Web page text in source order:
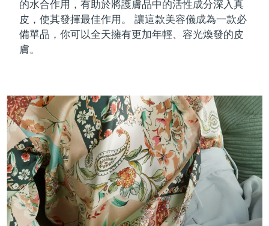
的水合作用，有助於將護膚品中的活性成分深入真
皮，使其發揮最佳作用。 讓這款美容儀成為一款必
備單品，你可以全天擁有更加年輕、容光煥發的皮
膚。
Massage, LED heating
LUNA™ 4 mini
For young skin, T-zone
LUNA™ 4 go
For travel or gym bag
Microcurrent toning on-the-go
面部提拉護理
Premium anti-aging skincare
BEAR™ 設備
All premium facelift devices
UFO™ 3 套裝
Deep facial hydration
device
UFO™ 3 mini
Red light therapy device for young skin
UFO™ 3 go
Portable red light therapy
issa™ 4
Hybrid silicone sonic toothbrush
issa™ 4 smile
Hybrid silicone sonic toothbrush
issa™ 4 baby
For ages 0-3
FAQ™ 抗老護理
抗老
FAQ™ 101
Clinical anti-aging
FAQ™ 102
Advanced clinical anti-aging
LED 護理
FAQ™ 201
LED mask
FAQ™ 202
LED mask
生髮
FAQ™ 301
LED hair strengthening scalp massager
肌膚年輕化
NEW
FAQ™ 501
Full-Spectrum Red Light Therapy
NEW
汶萊 預計送達日期8/14/26
保加利亞 預計送達日期8/9/26
中國 預計送達日期8/9/26
哥倫比亞 預計送達日期8/13/26
克羅埃西亞 預計送達日期 8/9/26
賽普勒斯 預計送達日期 8/10/26